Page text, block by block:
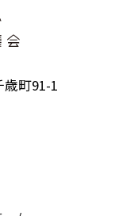
町91-1